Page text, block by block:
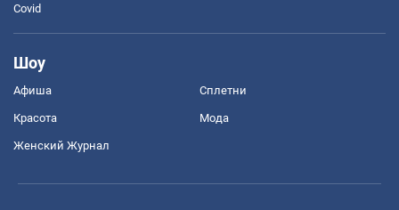
Covid
Шоу
Афиша Сплетни
Красота Мода
Женский Журнал